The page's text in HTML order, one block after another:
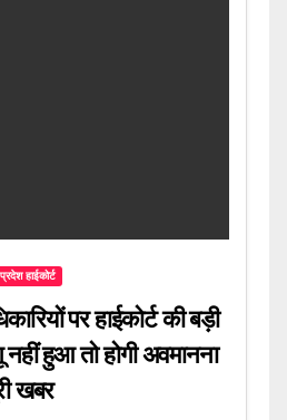
हाईकोर्ट
पर हाईकोर्ट की बड़ी
हुआ तो होगी अवमानना
खबर